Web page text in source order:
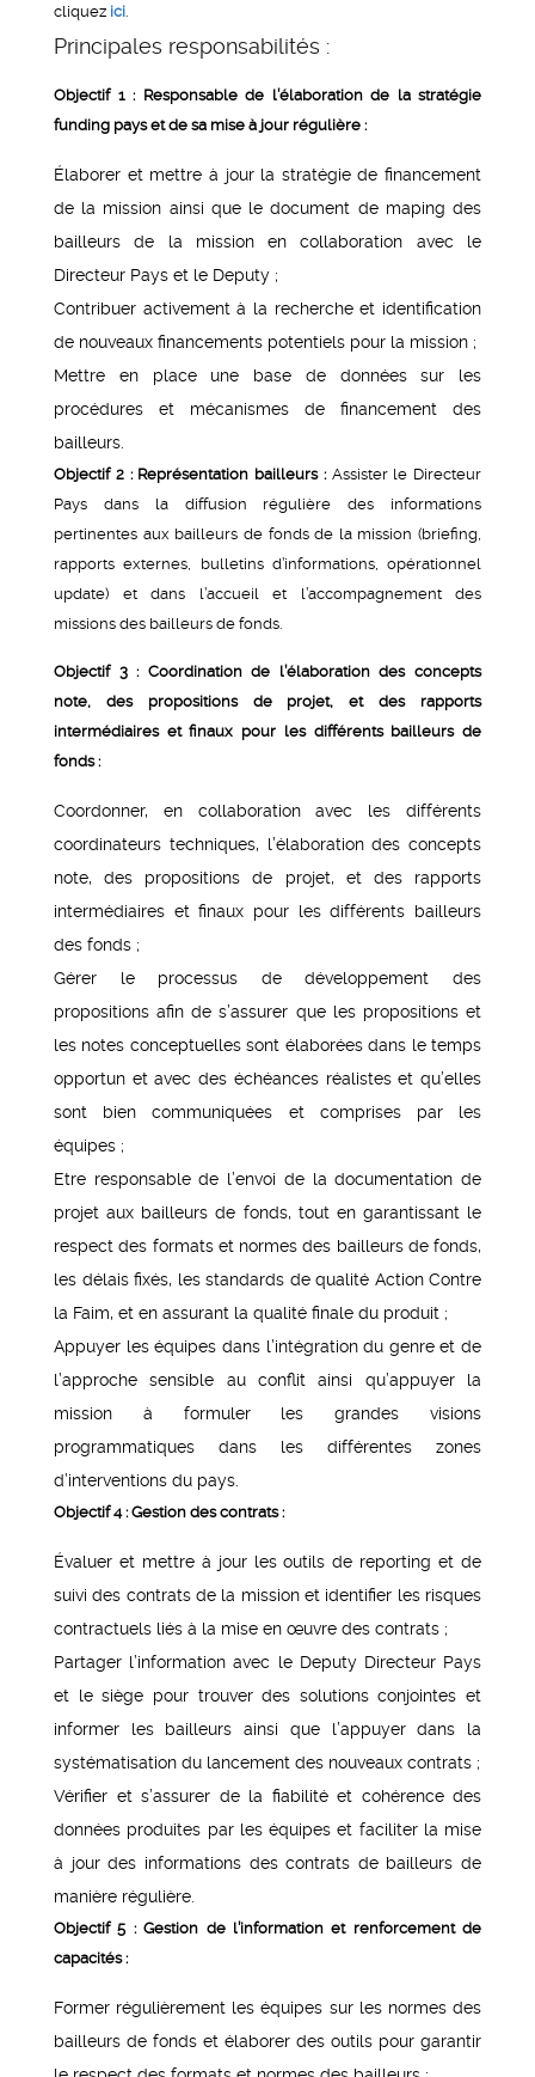
cliquez ici
Principales responsabilités :
Objectif 1 : Responsable de l’élaboration de la stratégie
funding pays et de sa mise à jour régulière :
Élaborer et mettre à jour la stratégie de financement
de la mission ainsi que le document de maping des
bailleurs de la mission en collaboration avec le
Directeur Pays et le Deputy ;
Contribuer activement à la recherche et identification
de nouveaux financements potentiels pour la mission ;
Mettre en place une base de données sur les
procédures et mécanismes de financement des
bailleurs.
Objectif 2 : Représentation bailleurs : Assister le Directeur
Pays dans la diffusion régulière des informations
pertinentes aux bailleurs de fonds de la mission (briefing,
rapports externes, bulletins d’informations, opérationnel
update) et dans l’accueil et l’accompagnement des
missions des bailleurs de fonds.
Objectif 3 : Coordination de l’élaboration des concepts
note, des propositions de projet, et des rapports
intermédiaires et finaux pour les différents bailleurs de
fonds :
Coordonner, en collaboration avec les différents
coordinateurs techniques, l’élaboration des concepts
note, des propositions de projet, et des rapports
intermédiaires et finaux pour les différents bailleurs
des fonds ;
Gérer le processus de développement des
propositions afin de s’assurer que les propositions et
les notes conceptuelles sont élaborées dans le temps
opportun et avec des échéances réalistes et qu’elles
sont bien communiquées et comprises par les
équipes ;
Etre responsable de l’envoi de la documentation de
projet aux bailleurs de fonds, tout en garantissant le
respect des formats et normes des bailleurs de fonds,
les délais fixés, les standards de qualité Action Contre
la Faim, et en assurant la qualité finale du produit ;
Appuyer les équipes dans l’intégration du genre et de
l’approche sensible au conflit ainsi qu’appuyer la
mission à formuler les grandes visions
programmatiques dans les différentes zones
d’interventions du pays.
Objectif 4 :Gestion des contrats :
Évaluer et mettre à jour les outils de reporting et de
suivi des contrats de la mission et identifier les risques
contractuels liés à la mise en œuvre des contrats ;
Partager l’information avec le Deputy Directeur Pays
et le siège pour trouver des solutions conjointes et
informer les bailleurs ainsi que l’appuyer dans la
systématisation du lancement des nouveaux contrats ;
Vérifier et s’assurer de la fiabilité et cohérence des
données produites par les équipes et faciliter la mise
à jour des informations des contrats de bailleurs de
manière régulière.
Objectif 5 : Gestion de l’information et renforcement de
capacités :
Former régulièrement les équipes sur les normes des
bailleurs de fonds et élaborer des outils pour garantir